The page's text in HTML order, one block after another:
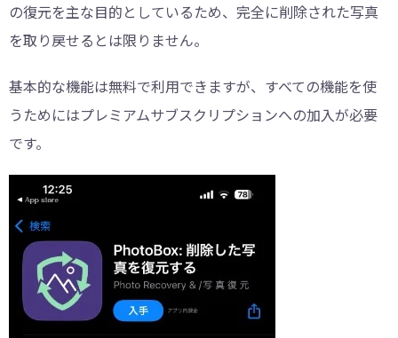
の復元を主な目的としているため、完全に削除された写真
を取り戻せるとは限りません。
基本的な機能は無料で利用できますが、すべての機能を使
うためにはプレミアムサブスクリプションへの加入が必要
です。